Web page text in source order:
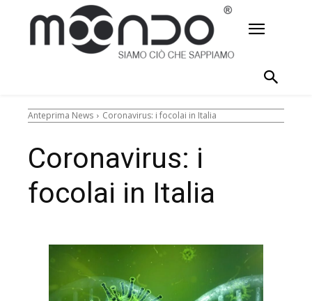
Anteprima News Coronavirus: i focolai in Italia
Coronavirus: i
focolai in Italia